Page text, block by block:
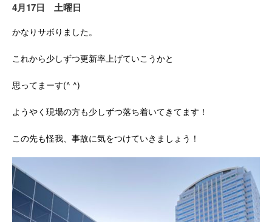
4月17日 土曜日
かなりサボりました。
これから少しずつ更新率上げていこうかと
思ってまーす(^ ^)
ようやく現場の方も少しずつ落ち着いてきてます！
この先も怪我、事故に気をつけていきましょう！